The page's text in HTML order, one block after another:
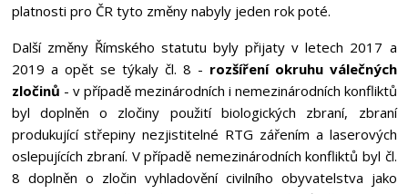
platnosti pro ČR tyto změny nabyly jeden rok poté.
Další změny Římského statutu byly přijaty v letech 2017 a
2019 a opět se týkaly čl. 8 - rozšíření okruhu válečných
zločinů - v případě mezinárodních i nemezinárodních konfliktů
byl doplněn o zločiny použití biologických zbraní, zbraní
produkující střepiny nezjistitelné RTG zářením a laserových
oslepujících zbraní. V případě nemezinárodních konfliktů byl čl.
8 doplněn o zločin vyhladovění civilního obyvatelstva jako